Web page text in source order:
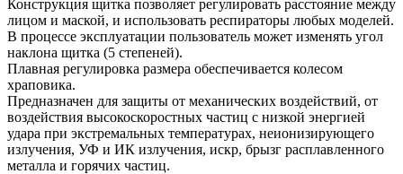
Конструкция щитка позволяет регулировать расстояние между
лицом и маской, и использовать респираторы любых моделей.
В процессе эксплуатации пользователь может изменять угол
наклона щитка (5 степеней).
Плавная регулировка размера обеспечивается колесом
храповика.
Предназначен для защиты от механических воздействий, от
воздействия высокоскоростных частиц с низкой энергией
удара при экстремальных температурах, неионизирующего
излучения, УФ и ИК излучения, искр, брызг расплавленного
металла и горячих частиц.